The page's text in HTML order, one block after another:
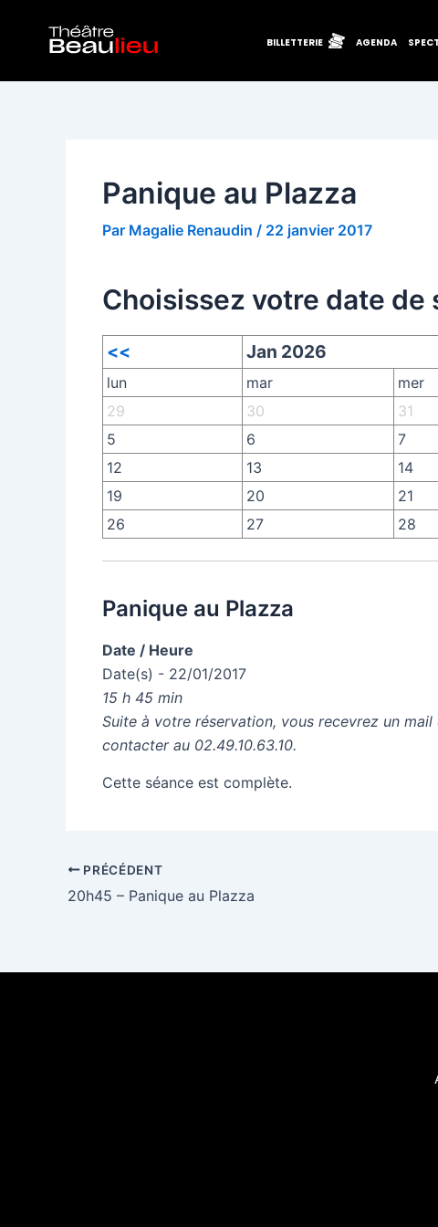
contenu
BILLETTERIE AGENDA
Panique au Plazza
Par Magalie Renaudin / 22 janvier 2017
Choisissez votre date de
<< Jan 2026
lun mar mer
29
30 31
5
6 7
12
13 14
19
20 21
26
27 28
Panique au Plazza
Date / Heure
Date(s) - 22/01/2017
15 h 45 min
Suite à votre réservation, vous recevrez un
contacter au 02.49.10.63.10.
Cette séance est complète.
des
articles
PRÉCÉDENT
20h45 – Panique au Plazza